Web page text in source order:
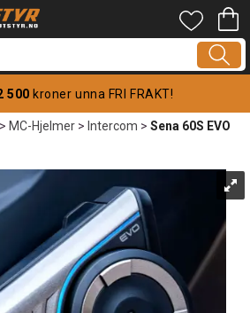
500 kroner unna FRI FRAKT!
MC-Hjelmer> Intercom>Sena 60S EVO